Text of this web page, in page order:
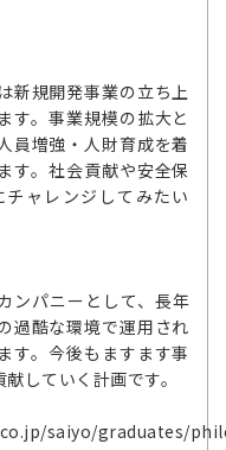
新規開発事業の立ち上
す。事業規模の拡大と
員増強・人財育成を着
す。社会貢献や安全保
ャレンジしてみたい
ンパニーとして、長年
過酷な環境で運用され
す。今後もますます事
していく計画です。
saiyo/graduates/